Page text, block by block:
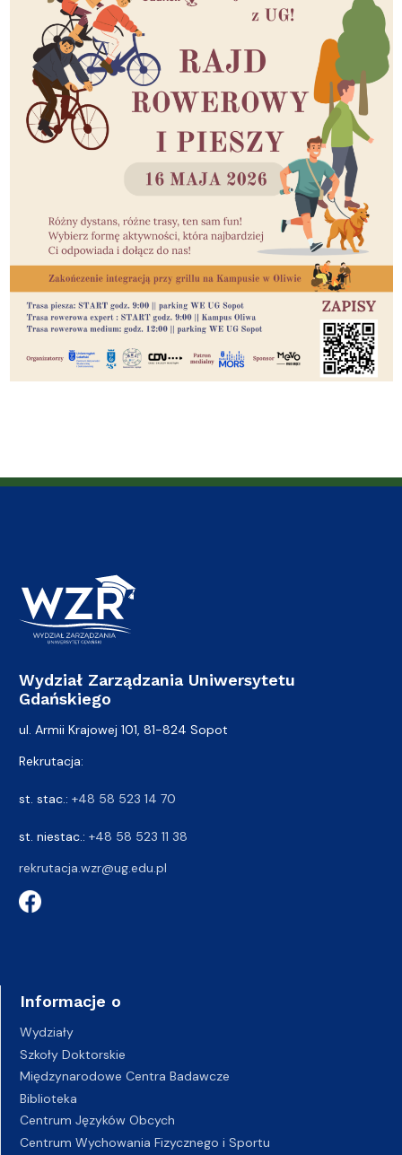
Wydział Zarządzania Uniwersytetu
Gdańskiego
ul. Armii Krajowej 101, 81-824 Sopot
Rekrutacja:
st. stac.: +48 58 523 14 70
st. niestac.: +48 58 523 11 38
rekrutacja.wzr@ug.edu.pl
Informacje o
Wydziały
Szkoły Doktorskie
Międzynarodowe Centra Badawcze
Biblioteka
Centrum Języków Obcych
Centrum Wychowania Fizycznego i Sportu